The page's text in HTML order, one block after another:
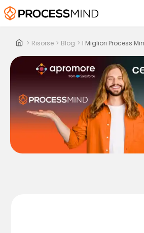
> Risorse > Blog > I Migliori Process